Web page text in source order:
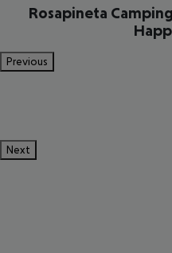
Rosapineta
Previous
Next